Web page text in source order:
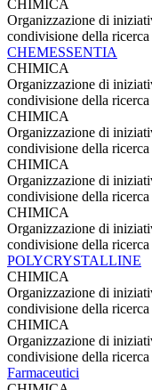
CHIMICA
Organizzazione di
condivisione della
CHEMESSENTIA
CHIMICA
Organizzazione di
condivisione della
CHIMICA
Organizzazione di
condivisione della
CHIMICA
Organizzazione di
condivisione della
CHIMICA
Organizzazione di
condivisione della
POLYCRYSTALLINE
CHIMICA
Organizzazione di
condivisione della
CHIMICA
Organizzazione di
condivisione della ricerca
Farmaceutici